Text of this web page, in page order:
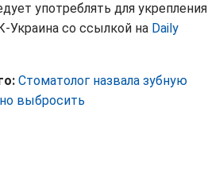
употреблять для укрепления
Украина со ссылкой на Daily
Стоматолог назвала зубную
выбросить